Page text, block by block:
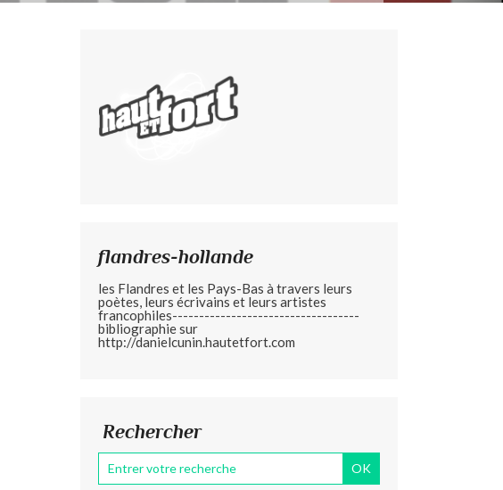
flandres-hollande
les Flandres et les Pays-Bas à travers leurs
poètes, leurs écrivains et leurs artistes
francophiles-----------------------------------
bibliographie sur
http://danielcunin.hautetfort.com
Rechercher